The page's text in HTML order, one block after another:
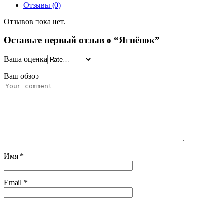
Отзывы (0)
Отзывов пока нет.
Оставьте первый отзыв о “Ягнёнок”
Ваша оценка
Ваш обзор
Имя *
Email *